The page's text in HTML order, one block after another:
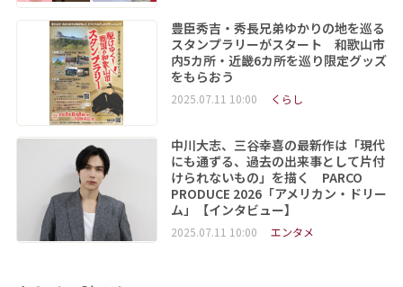
豊臣秀吉・秀長兄弟ゆかりの地を巡る
スタンプラリーがスタート 和歌山市
内5カ所・近畿6カ所を巡り限定グッズ
をもらおう
2025.07.11 10:00 くらし
中川大志、三谷幸喜の最新作は「現代
にも通ずる、過去の出来事として片付
けられないもの」を描く PARCO
PRODUCE 2026「アメリカン・ドリー
ム」【インタビュー】
2025.07.11 10:00 エンタメ